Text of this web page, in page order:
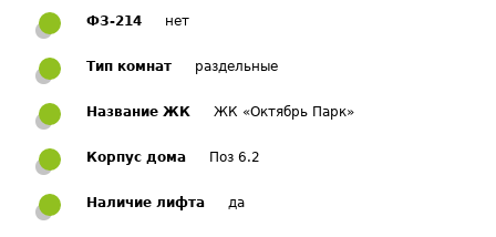
ФЗ-214 нет
Тип комнат раздельные
Название ЖК ЖК «Октябрь Парк»
Корпус дома Поз 6.2
Наличие лифта да